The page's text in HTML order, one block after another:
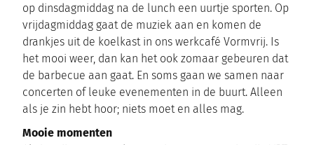
op dinsdagmiddag na de lunch een uurtje sporten. Op
vrijdagmiddag gaat de muziek aan en komen de
drankjes uit de koelkast in ons werkcafé Vormvrij. Is
het mooi weer, dan kan het ook zomaar gebeuren dat
de barbecue aan gaat. En soms gaan we samen naar
concerten of leuke evenementen in de buurt. Alleen
als je zin hebt hoor; niets moet en alles mag.
Mooie momenten